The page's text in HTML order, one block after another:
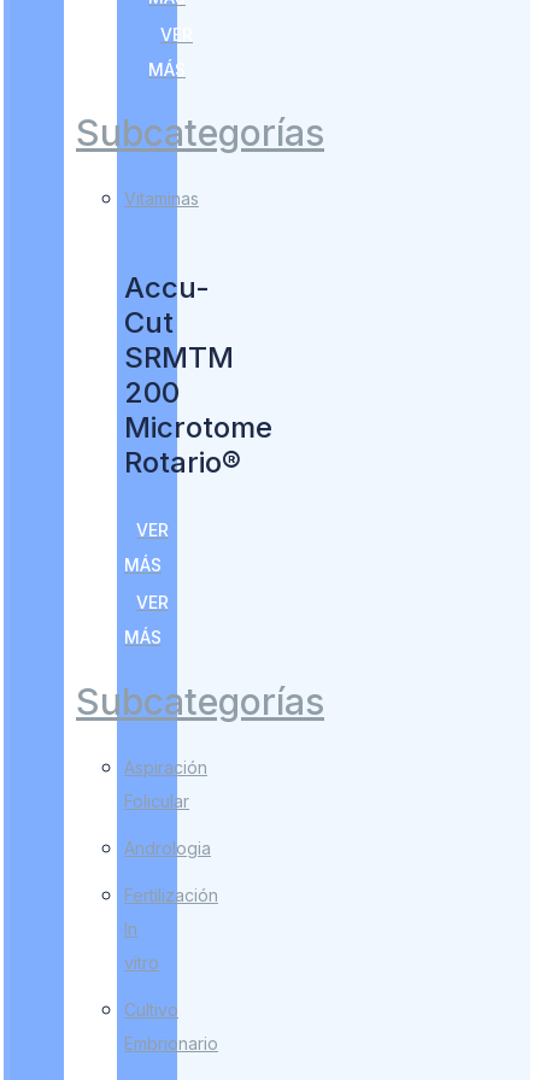
VER
MÁS
Subcategorías
Vitaminas
Accu-
Cut
SRMTM
200
Microtome
Rotario®
VER
MÁS
VER
MÁS
Subcategorías
Aspiración
Folicular
Andrologia
Fertilización
In
vitro
Cultivo
Embrionario